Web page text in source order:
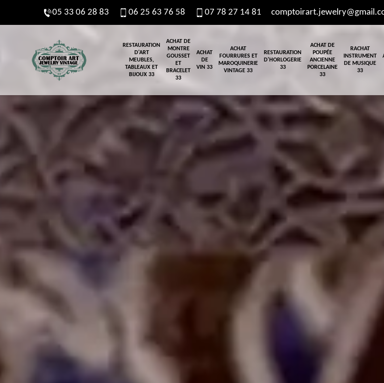
05 33 06 28 83 06 25 63 76 58 07 78 27 14 81
RESTAURATION
D'ART
MEUBLES,
TABLEAUX ET
BIJOUX 33
ACHAT DE
MONTRE
GOUSSET
ET
BRACELET
33
ACHAT
DE
VIN 33
ACHAT
FOURRURES ET
MAROQUINERIE
VINTAGE 33
RESTAURATION
D'HORLOGERIE
33
ACHAT DE
POUPÉE
ANCIENNE
PORCELAINE
33
RACHAT
INSTRUMENT
DE MUSIQUE
33